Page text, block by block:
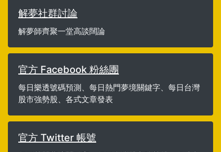
解夢社群討論
解夢師齊聚一堂高談闊論
官方 Facebook 粉絲團
每日樂透號碼預測、每日熱門夢境關鍵字、每日台灣
股市強勢股、各式文章發表
官方 Twitter 帳號